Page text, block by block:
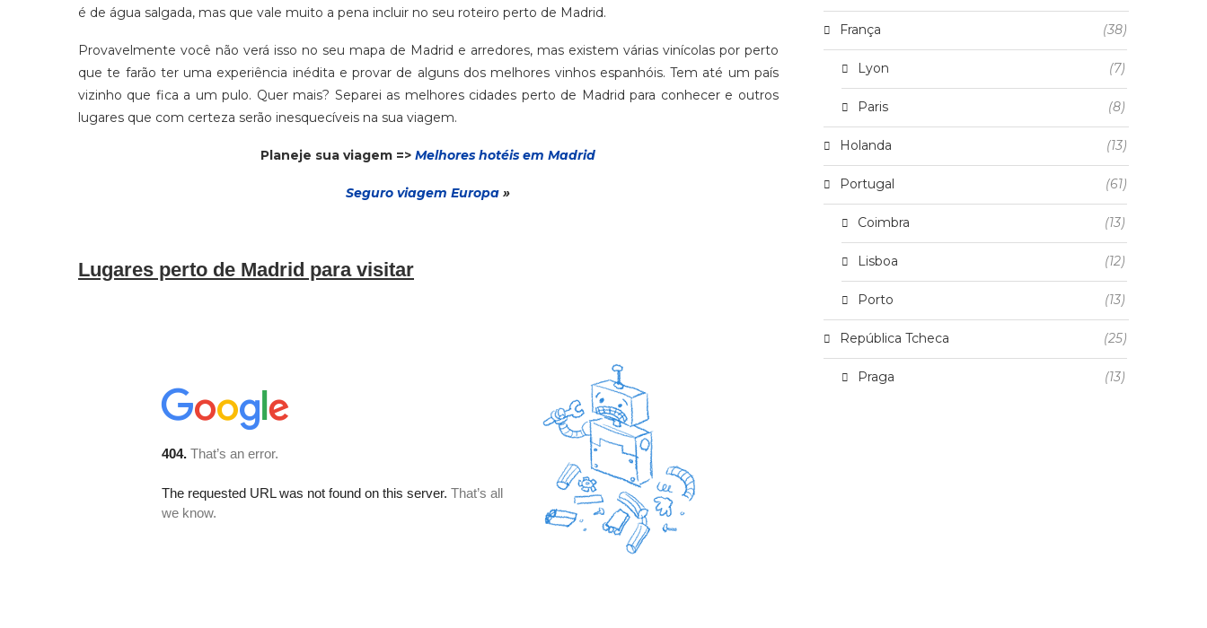
é de água salgada, mas que vale muito a pena incluir no seu roteiro perto de Madrid.
Provavelmente você não verá isso no seu mapa de Madrid e arredores, mas existem várias vinícolas por perto
que te farão ter uma experiência inédita e provar de alguns dos melhores vinhos espanhóis. Tem até um país
vizinho que fica a um pulo. Quer mais? Separei as melhores cidades perto de Madrid para conhecer e outros
lugares que com certeza serão inesquecíveis na sua viagem.
Planeje sua viagem =>Melhores hotéis em Madrid
Seguro viagemEuropa »
Lugares perto de Madrid para visitar
França (38)
Lyon (7)
Paris (8)
Holanda (13)
Portugal (61)
Coimbra (13)
Lisboa (12)
Porto (13)
República Tcheca (25)
Praga (13)